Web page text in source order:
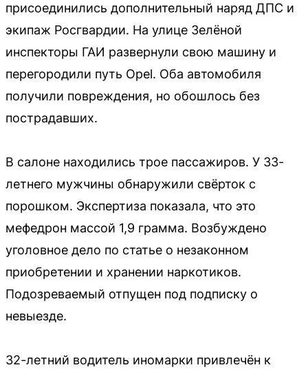
присоединились дополнительный наряд ДПС и
экипаж Росгвардии. На улице Зелёной
инспекторы ГАИ развернули свою машину и
перегородили путь Opel. Оба автомобиля
получили повреждения, но обошлось без
пострадавших.
В салоне находились трое пассажиров. У 33-
летнего мужчины обнаружили свёрток с
порошком. Экспертиза показала, что это
мефедрон массой 1,9 грамма. Возбуждено
уголовное дело по статье о незаконном
приобретении и хранении наркотиков.
Подозреваемый отпущен под подписку о
невыезде.
32-летний водитель иномарки привлечён к